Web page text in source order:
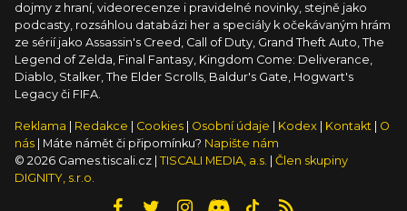
dojmy z hraní, videorecenze i pravidelné novinky, stejně jako
podcasty, rozsáhlou databázi her a speciály k očekávaným hrám
ze sérií jako Assassin's Creed, Call of Duty, Grand Theft Auto, The
Legend of Zelda, Final Fantasy, Kingdom Come: Deliverance,
Diablo, Stalker, The Elder Scrolls, Baldur's Gate, Hogwart's
Legacy či FIFA.
Reklama Redakce Cookies Osobní údaje Kodex Kontakt
O
nás
| Máte námět či připomínku? Napište nám
© 2026 Games.tiscali.cz | TISCALI MEDIA, a.s.
Člen skupiny
DIGNITY, s.r.o.